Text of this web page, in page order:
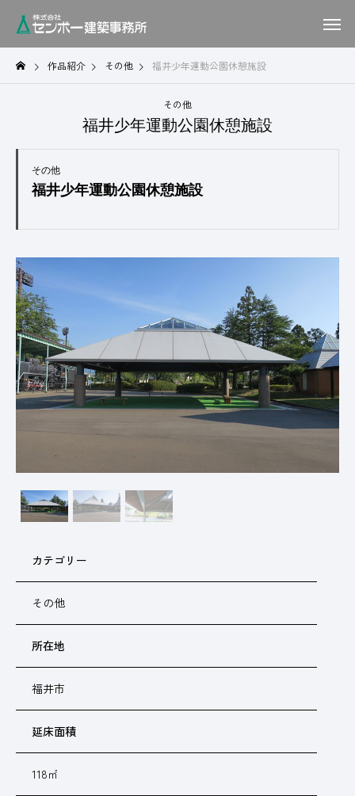
作品紹介 その他 福井少年運動公園休憩施設
その他
福井少年運動公園休憩施設
その他
福井少年運動公園休憩施設
カテゴリー
その他
所在地
福井市
延床面積
118㎡